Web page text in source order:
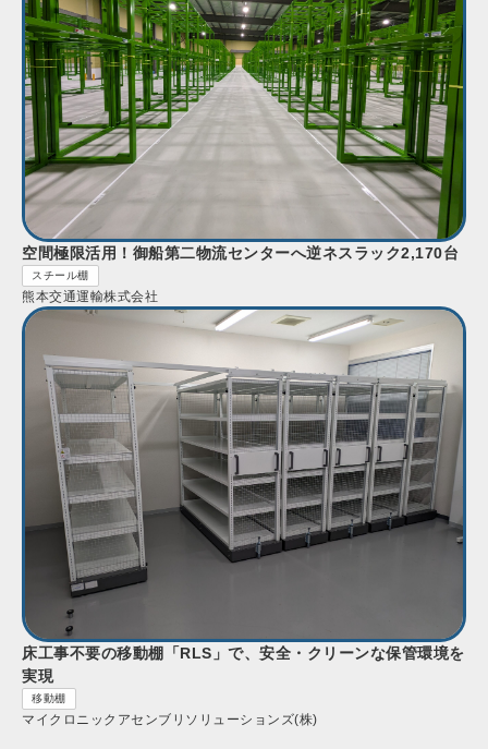
空間極限活用！御船第二物流センターへ逆ネスラック2,170台
スチール棚
熊本交通運輸株式会社
床工事不要の移動棚「RLS」で、安全・クリーンな保管環境を
実現
移動棚
マイクロニックアセンブリソリューションズ(株)